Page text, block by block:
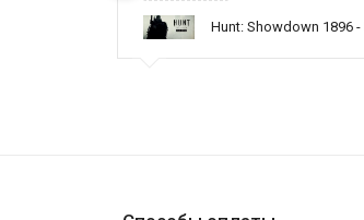
всех только вы и оказываете
Hunt: Showdown 1896 -